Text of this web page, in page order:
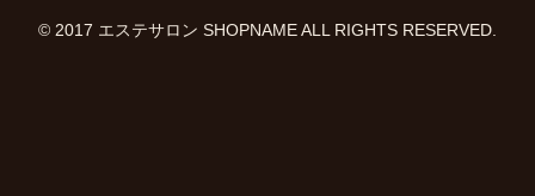
© 2017 エステサロン SHOPNAME ALL RIGHTS RESERVED.